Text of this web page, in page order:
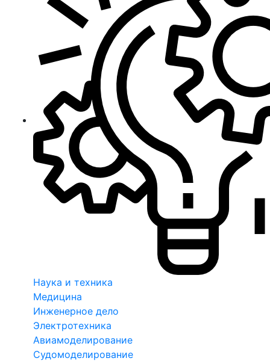
Наука и техника
Медицина
Инженерное дело
Электротехника
Авиамоделирование
Судомоделирование